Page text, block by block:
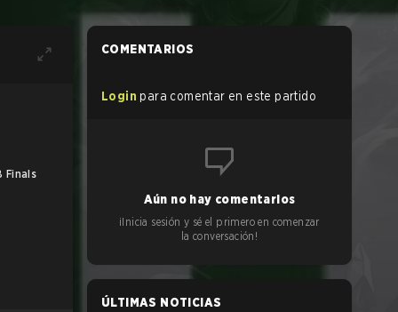
Finals
COMENTARIOS
Login para comentar en este partido
Aún no hay comentarios
¡Inicia sesión y sé el primero en comenzar
la conversación!
ÚLTIMAS NOTICIAS